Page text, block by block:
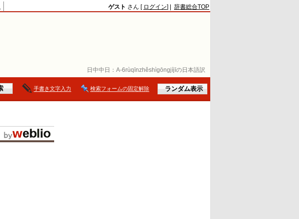
日中中日： A-6rùqīnzhěshìgōngjíjīの日本語訳
ゲスト さん [ ログイン] | 辞書総合TOP
手書き文字入力 検索フォームの固定解除